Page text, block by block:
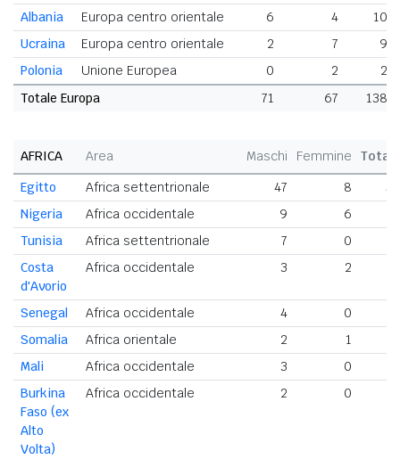
Albania
Europa centro orientale 6 4
10
Ucraina
Europa centro orientale 2 7
9
Polonia
Unione Europea 0 2
2
Totale Europa
71 67 138
AFRICA Area Maschi Femmine
Egitto
Africa settentrionale 47 8
Nigeria
Africa occidentale 9 6
Tunisia
Africa settentrionale 7 0
Costa
d'Avorio
Africa occidentale 3 2
Senegal Africa occidentale 4 0
Somalia
Africa orientale 2 1
Mali
Africa occidentale 3 0
Burkina
Faso (ex
Alto
Volta)
Africa occidentale 2 0